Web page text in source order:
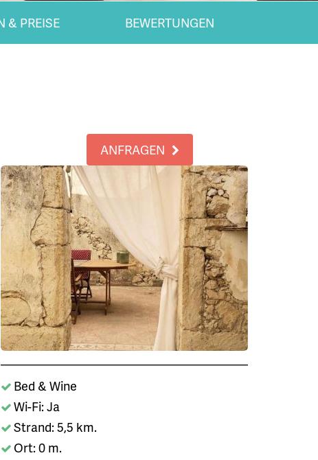
& PREISE BEWERTUNGEN
ANFRAGEN
Bed & Wine
Wi-Fi: Ja
Strand: 5,5 km.
Ort: 0 m.